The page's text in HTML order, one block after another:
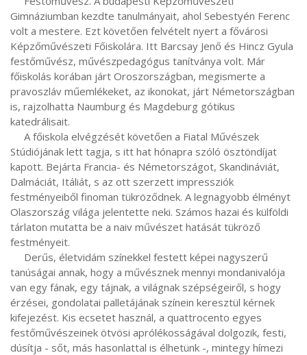
Gimnáziumban kezdte tanulmányait, ahol Sebestyén Ferenc
volt a mestere. Ezt követően felvételt nyert a fővárosi
Képzőművészeti Főiskolára. Itt Barcsay Jenő és Hincz Gyula
festőművész, művészpedagógus tanítványa volt. Már
főiskolás korában járt Oroszországban, megismerte a
pravoszláv műemlékeket, az ikonokat, járt Németországban
is, rajzolhatta Naumburg és Magdeburg gótikus
katedrálisait.
Stúdiójának lett tagja, s itt hat hónapra szóló ösztöndíjat
kapott. Bejárta Francia- és Németországot, Skandináviát,
Dalmáciát, Itáliát, s az ott szerzett impressziók
festményeiből finoman tükröződnek. A legnagyobb élményt
Olaszország világa jelentette neki. Számos hazai és külföldi
tárlaton mutatta be a naiv művészet hatását tükröző
festményeit.
tanúságai annak, hogy a művésznek mennyi mondanivalója
van egy fának, egy tájnak, a világnak szépségeiről, s hogy
érzései, gondolatai palletájának színein keresztül kérnek
kifejezést. Kis ecsetet használ, a quattrocento egyes
festőművészeinek ötvösi aprólékosságával dolgozik, festi,
dúsítja - sőt, más hasonlattal is élhetünk -, mintegy hímezi